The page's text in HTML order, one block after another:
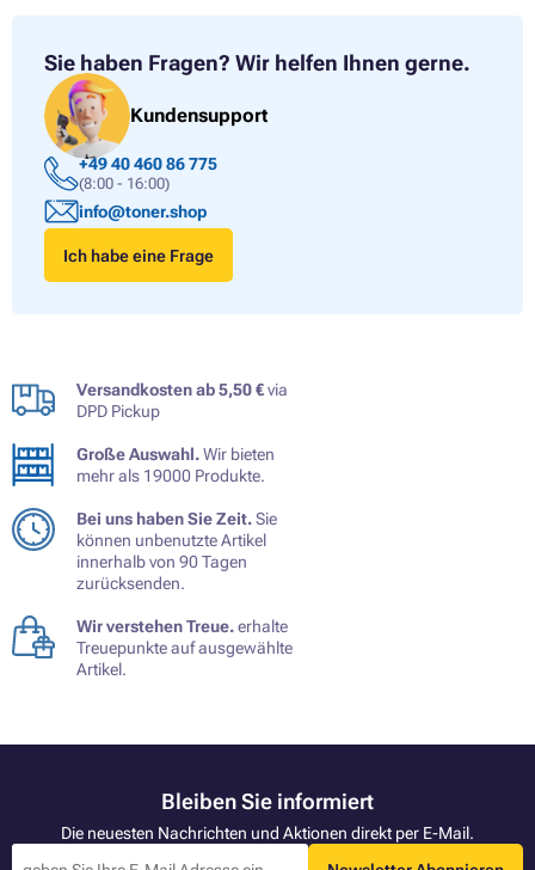
Sie haben Fragen? Wir helfen Ihnen gerne.
Kundensupport
+49 40 460 86 775
(8:00 - 16:00)
info@toner.shop
Ich habe eine Frage
Versandkosten ab 5,50 €via
DPD Pickup
Große Auswahl.Wir bieten
mehr als 19000 Produkte.
Bei uns haben Sie Zeit.Sie
können unbenutzte Artikel
innerhalb von 90 Tagen
zurücksenden.
Wir verstehen Treue.erhalte
Treuepunkte auf ausgewählte
Artikel.
Bleiben Sie informiert
Die neuesten Nachrichten und Aktionen direkt per E-Mail.